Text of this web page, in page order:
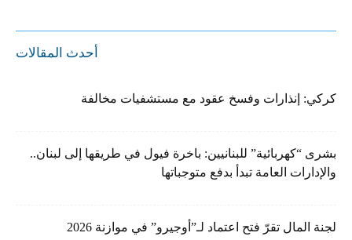
أحدث المقالات
كركي: إنذارات وفسخ عقود مع مستشفيات مخالفة
بشرى “كهربائية” للبنانيين: باخرة فيول في طريقها إلى لبنان..
والإدارات العامة تبدأ بدفع متوجباتها
لجنة المال تقرّ فتح اعتماد لـ”أوجيرو” في موازنة 2026